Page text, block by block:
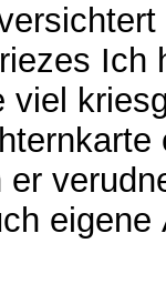
Ich
viel